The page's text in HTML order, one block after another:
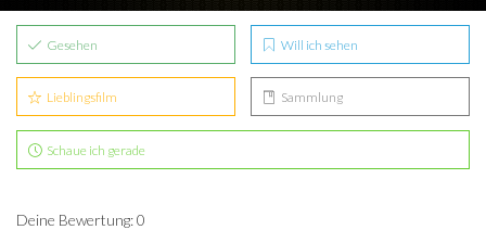
Gesehen Will ich sehen
Lieblingsfilm Sammlung
Schaue ich gerade
Deine Bewertung: 0